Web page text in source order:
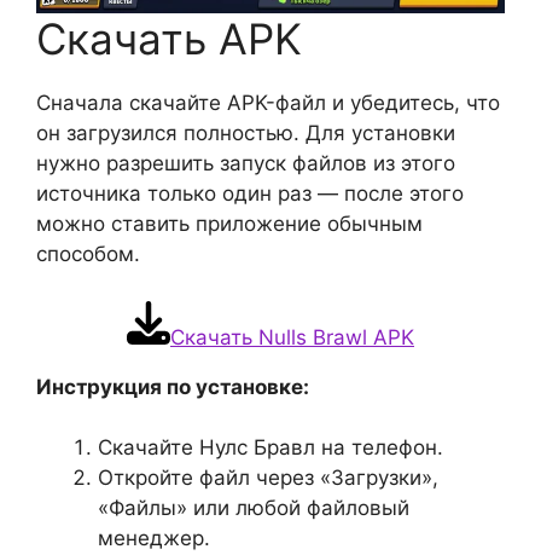
Скачать APK
Сначала скачайте APK-файл и убедитесь, что
он загрузился полностью. Для установки
нужно разрешить запуск файлов из этого
источника только один раз — после этого
можно ставить приложение обычным
способом.
Скачать Nulls Brawl APK
Инструкция по установке:
Скачайте Нулс Бравл на телефон.
Откройте файл через «Загрузки»,
«Файлы» или любой файловый
менеджер.